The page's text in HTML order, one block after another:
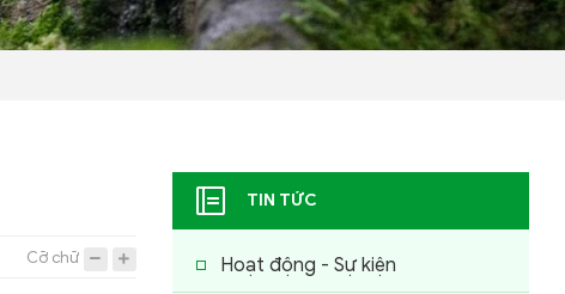
Cỡ chữ
TIN TỨC
Hoạt động - Sự kiện